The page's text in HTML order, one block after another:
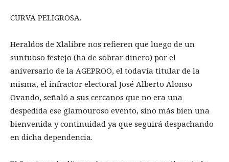
CURVA PELIGROSA.
Heraldos de Xlalibre nos refieren que luego de un
suntuoso festejo (ha de sobrar dinero) por el
aniversario de la AGEPROO, el todavía titular de la
misma, el infractor electoral José Alberto Alonso
Ovando, señaló a sus cercanos que no era una
despedida ese glamouroso evento, sino más bien una
bienvenida y continuidad ya que seguirá despachando
en dicha dependencia.